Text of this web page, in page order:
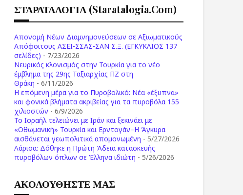
ΣΤΑΡΑΤΑΛΟΓΙΑ (staratalogia.com)
Απονομή Νέων Διαμνημονεύσεων σε Αξιωματικούς
Απόφοιτους ΑΣΕΙ-ΣΣΑΣ-ΣΑΝ Σ.Ξ. (ΕΓΚΥΚΛΙΟΣ 137
σελίδες) - 7/23/2026
Νευρικός κλονισμός στην Τουρκία για το νέο
έμβλημα της 29ης Ταξιαρχίας ΠΖ στη
Θράκη - 6/11/2026
Η επόμενη μέρα για το Πυροβολικό: Νέα «έξυπνα»
και φονικά βλήματα ακριβείας για τα πυροβόλα 155
χιλιοστών - 6/9/2026
Το Ισραήλ τελειώνει με Ιράν και ξεκινάει με
«Οθωμανική» Τουρκία και Ερντογάν–Η Άγκυρα
αισθάνεται γεωπολιτικά απομονωμένη - 5/27/2026
Λάρισα: Δόθηκε η Πρώτη Άδεια κατασκευής
πυροβόλων όπλων σε Έλληνα ιδιώτη - 5/26/2026
ΑΚΟΛΟΥΘΗΣΤΕ ΜΑΣ